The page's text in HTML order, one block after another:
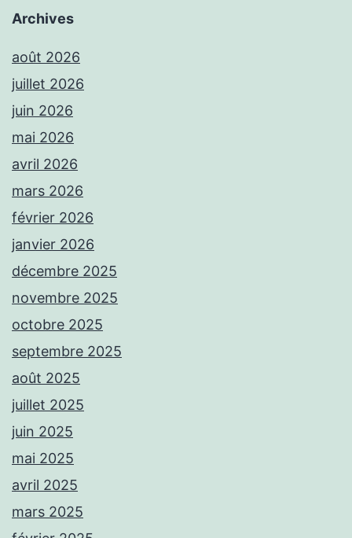
Archives
août 2026
juillet 2026
juin 2026
mai 2026
avril 2026
mars 2026
février 2026
janvier 2026
décembre 2025
novembre 2025
octobre 2025
septembre 2025
août 2025
juillet 2025
juin 2025
mai 2025
avril 2025
mars 2025